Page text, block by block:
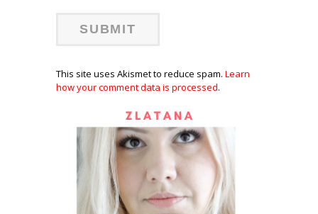
This site uses Akismet to reduce spam. Learn
how your comment data is processed.